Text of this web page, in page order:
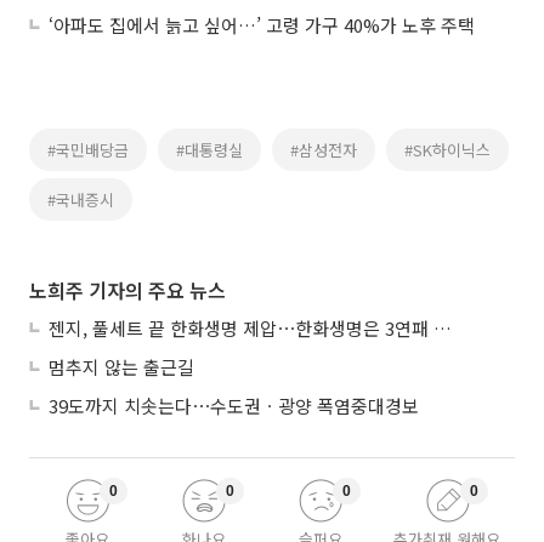
‘아파도 집에서 늙고 싶어…’ 고령 가구 40%가 노후 주택
#국민배당금 #대통령실 #삼성전자 #SK하이닉스
#국내증시
노희주 기자의 주요 뉴스
젠지, 풀세트 끝 한화생명 제압⋯한화생명은 3연패 수렁
멈추지 않는 출근길
39도까지 치솟는다⋯수도권ㆍ광양 폭염중대경보
0 0 0 0